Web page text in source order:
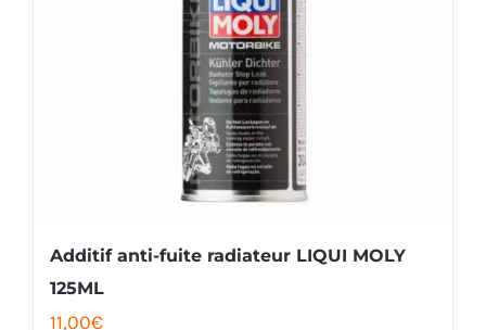
Additif anti-fuite radiateur LIQUI MOLY
125ML
11,00€